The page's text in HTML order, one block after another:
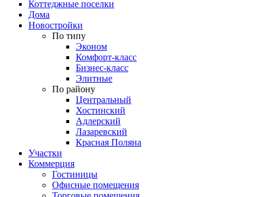
Коттеджные поселки
Дома
Новостройки
По типу
Эконом
Комфорт-класс
Бизнес-класс
Элитные
По району
Центральный
Хостинский
Адлерский
Лазаревский
Красная Поляна
Участки
Коммерция
Гостиницы
Офисные помещения